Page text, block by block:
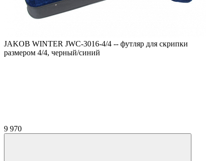
JAKOB WINTER JWC-3016-4/4 -- футляр для скрипки
размером 4/4, черный/синий
9 970